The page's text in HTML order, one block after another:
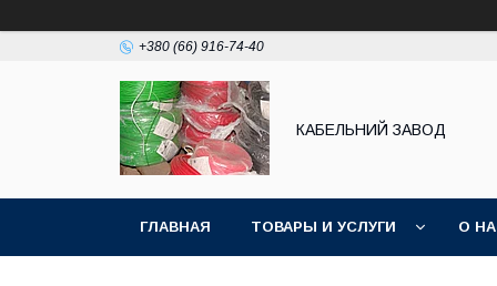
+380 (66) 916-74-40
КАБЕЛЬНИЙ ЗАВОД
ГЛАВНАЯ ТОВАРЫ И УСЛУГИ О